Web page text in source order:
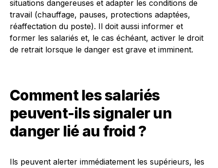
situations dangereuses et adapter les conditions de
travail (chauffage, pauses, protections adaptées,
réaffectation du poste). Il doit aussi informer et
former les salariés et, le cas échéant, activer le droit
de retrait lorsque le danger est grave et imminent.
Comment les salariés
peuvent-ils signaler un
danger lié au froid ?
Ils peuvent alerter immédiatement les supérieurs, les